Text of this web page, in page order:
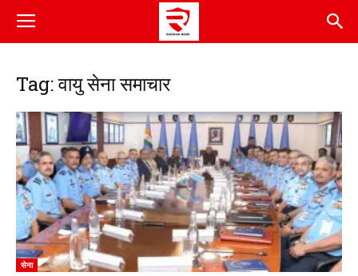
Tag: वायु सेना समाचार
सेना